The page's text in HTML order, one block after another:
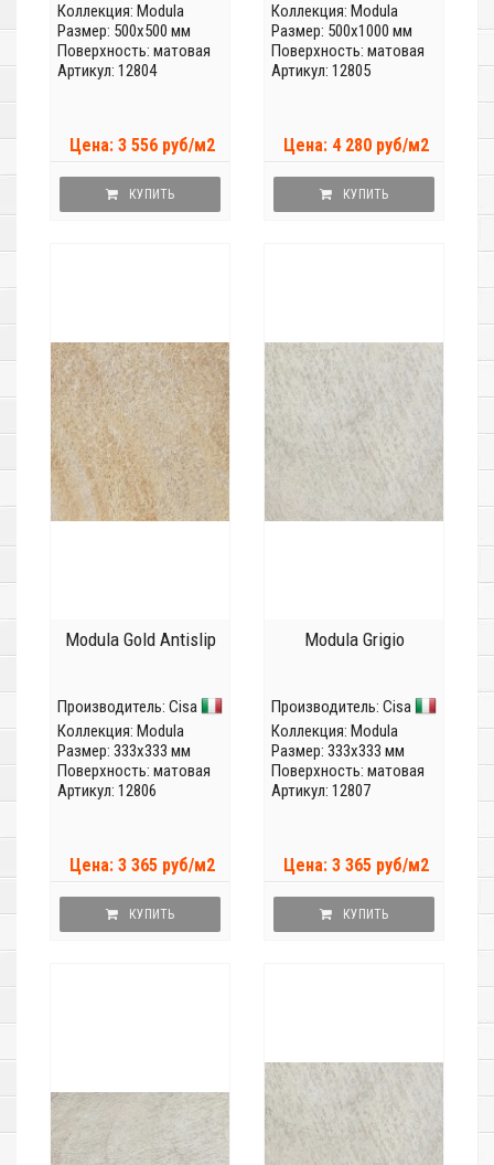
Коллекция: Modula
Размер: 500x500 мм
Поверхность: матовая
Артикул: 12804
Цена: 3 556 руб/м2
КУПИТЬ
Коллекция: Modula
Размер: 500x1000 мм
Поверхность: матовая
Артикул: 12805
Цена: 4 280 руб/м2
КУПИТЬ
Modula Gold Antislip
Производитель: Cisa
Коллекция: Modula
Размер: 333x333 мм
Поверхность: матовая
Артикул: 12806
Цена: 3 365 руб/м2
КУПИТЬ
Modula Grigio
Производитель: Cisa
Коллекция: Modula
Размер: 333x333 мм
Поверхность: матовая
Артикул: 12807
Цена: 3 365 руб/м2
КУПИТЬ